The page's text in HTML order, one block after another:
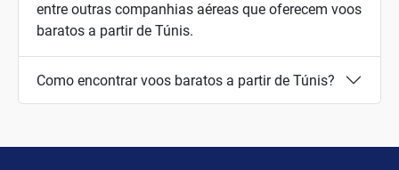
entre outras companhias aéreas que oferecem voos
baratos a partir de Túnis.
Como encontrar voos baratos a partir de Túnis?